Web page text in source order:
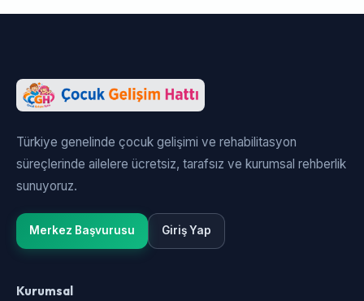
Türkiye genelinde çocuk gelişimi ve rehabilitasyon
süreçlerinde ailelere ücretsiz, tarafsız ve kurumsal rehberlik
sunuyoruz.
Merkez Başvurusu Giriş Yap
Kurumsal